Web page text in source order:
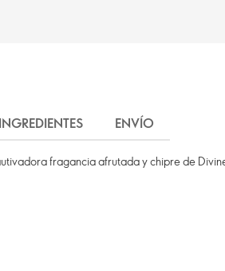
INGREDIENTES ENVÍO
fragancia afrutada y chipre de